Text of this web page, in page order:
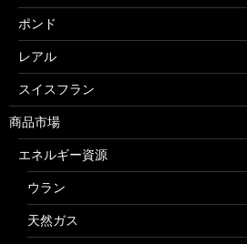
ポンド
レアル
スイスフラン
商品市場
エネルギー資源
ウラン
天然ガス